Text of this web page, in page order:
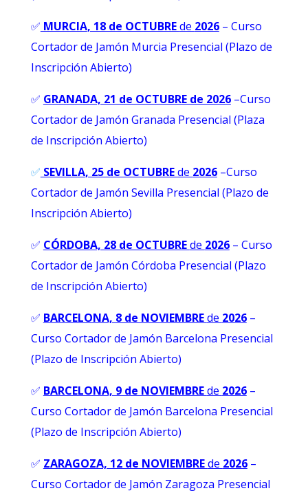
✅ MURCIA, 18 de OCTUBREde 2026– Curso
Cortador de Jamón Murcia Presencial (Plazo de
Inscripción Abierto)
✅ GRANADA, 21 de OCTUBRE de 2026–Curso
Cortador de Jamón Granada Presencial (Plaza
de Inscripción Abierto)
✅ SEVILLA, 25 de OCTUBREde 2026–Curso
Cortador de Jamón Sevilla Presencial (Plazo de
Inscripción Abierto)
✅ CÓRDOBA, 28 de OCTUBREde 2026– Curso
Cortador de Jamón Córdoba Presencial (Plazo
de Inscripción Abierto)
✅ BARCELONA, 8 de NOVIEMBREde 2026–
Curso Cortador de Jamón Barcelona Presencial
(Plazo de Inscripción Abierto)
✅ BARCELONA, 9 de NOVIEMBREde 2026–
Curso Cortador de Jamón Barcelona Presencial
(Plazo de Inscripción Abierto)
✅ ZARAGOZA, 12 de NOVIEMBREde 2026–
Curso Cortador de Jamón Zaragoza Presencial